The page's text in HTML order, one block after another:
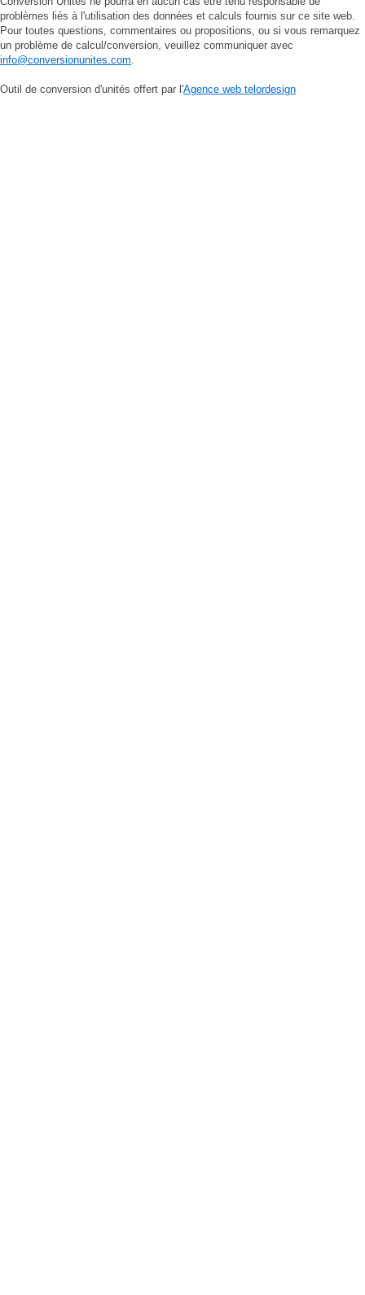
problèmes liés à l'utilisation des données et calculs fournis sur ce site web.
Pour toutes questions, commentaires ou propositions, ou si vous remarquez
un problème de calcul/conversion, veuillez communiquer avec
info@conversionunites.com
Outil de conversion d'unités offert par l'Agence web telordesign